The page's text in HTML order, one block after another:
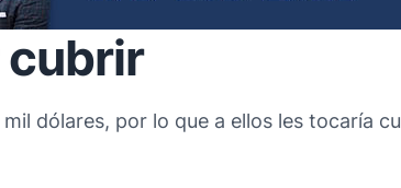
cubrir
dólares, por lo que a ellos les tocaría